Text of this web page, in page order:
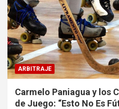
ARBITRAJE
Carmelo Paniagua y los
de Juego: “Esto No Es